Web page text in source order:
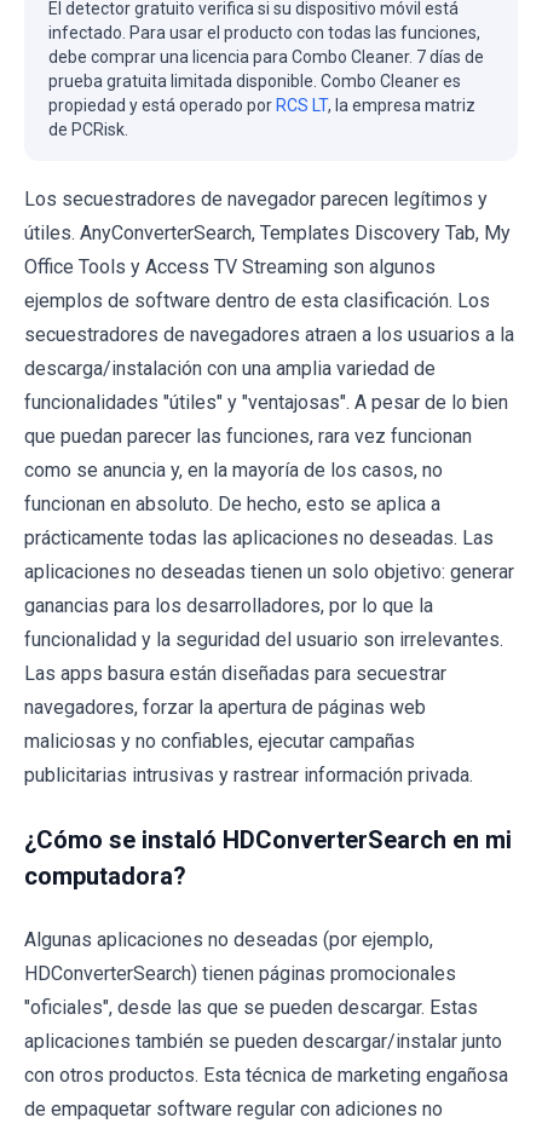
El detector gratuito verifica si su dispositivo móvil está
infectado. Para usar el producto con todas las funciones,
debe comprar una licencia para Combo Cleaner. 7 días de
prueba gratuita limitada disponible. Combo Cleaner es
propiedad y está operado por RCS LT, la empresa matriz
de PCRisk.
Los secuestradores de navegador parecen legítimos y
útiles. AnyConverterSearch, Templates Discovery Tab, My
Office Tools y Access TV Streaming son algunos
ejemplos de software dentro de esta clasificación. Los
secuestradores de navegadores atraen a los usuarios a la
descarga/instalación con una amplia variedad de
funcionalidades "útiles" y "ventajosas". A pesar de lo bien
que puedan parecer las funciones, rara vez funcionan
como se anuncia y, en la mayoría de los casos, no
funcionan en absoluto. De hecho, esto se aplica a
prácticamente todas las aplicaciones no deseadas. Las
aplicaciones no deseadas tienen un solo objetivo: generar
ganancias para los desarrolladores, por lo que la
funcionalidad y la seguridad del usuario son irrelevantes.
Las apps basura están diseñadas para secuestrar
navegadores, forzar la apertura de páginas web
maliciosas y no confiables, ejecutar campañas
publicitarias intrusivas y rastrear información privada.
¿Cómo se instaló HDConverterSearch en mi
computadora?
Algunas aplicaciones no deseadas (por ejemplo,
HDConverterSearch) tienen páginas promocionales
"oficiales", desde las que se pueden descargar. Estas
aplicaciones también se pueden descargar/instalar junto
con otros productos. Esta técnica de marketing engañosa
de empaquetar software regular con adiciones no